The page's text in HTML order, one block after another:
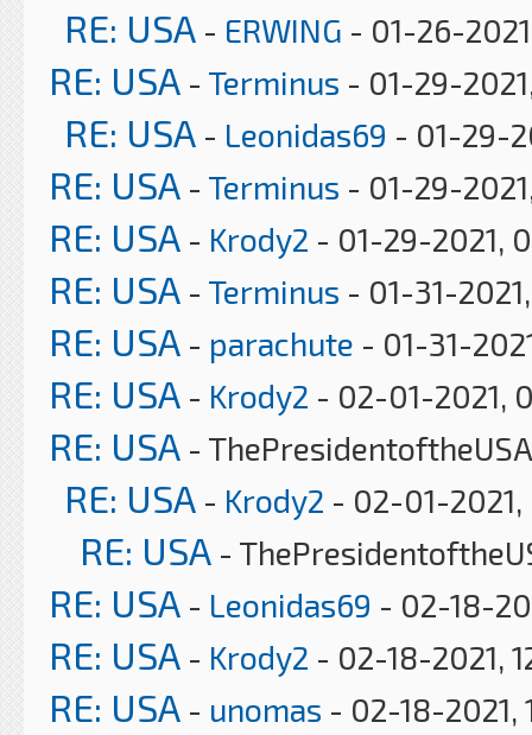
RE: USA - ERWING - 01-26-
RE: USA - Terminus - 01-29-
RE: USA - Leonidas69 - 01-29-
RE: USA - Terminus - 01-29-
RE: USA - Krody2 - 01-29-2021,
RE: USA - Terminus - 01-31-
RE: USA - parachute - 01-31-
RE: USA - Krody2 - 02-01-2021,
RE: USA -
RE: USA - Krody2 - 02-01-
RE: USA -
RE: USA - Leonidas69 - 02-18-
RE: USA - Krody2 - 02-18-2021,
RE: USA - unomas - 02-18-2021,